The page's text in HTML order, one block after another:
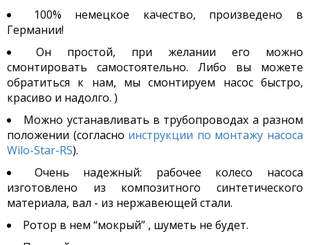
100% немецкое качество, произведено в
Германии!
Он простой, при желании его можно
смонтировать самостоятельно. Либо вы можете
обратиться к нам, мы смонтируем насос быстро,
красиво и надолго. )
Можно устанавливать в трубопроводах а разном
положении (согласно инструкции по монтажу насоса
Wilo-Star-RS).
Очень надежный: рабочее колесо насоса
изготовлено из композитного синтетического
материала, вал - из нержавеющей стали.
Ротор в нем “мокрый” , шуметь не будет.